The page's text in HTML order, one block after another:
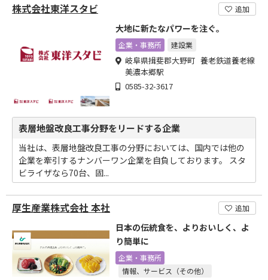
株式会社東洋スタビ 追加
大地に新たなパワーを注ぐ。
企業・事務所 建設業
岐阜県揖斐郡大野町 養老鉄道養老線
美濃本郷駅
0585-32-3617
表層地盤改良工事分野をリードする企業
当社は、表層地盤改良工事の分野においては、国内では他の
企業を牽引するナンバーワン企業を自負しております。 スタ
ビライザなら70台、固...
厚生産業株式会社 本社 追加
日本の伝統食を、よりおいしく、よ
り簡単に
企業・事務所
情報、サービス（その他）